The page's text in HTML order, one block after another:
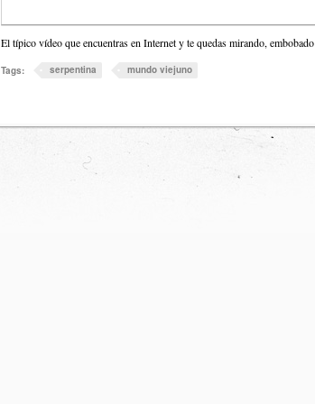
El típico vídeo que encuentras en Internet y te quedas mirando, embobado
Tags: serpentina mundo viejuno